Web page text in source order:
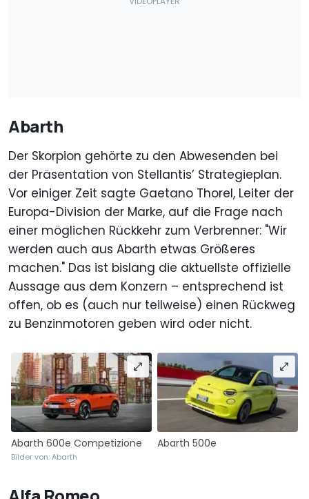
Abarth
Der Skorpion gehörte zu den Abwesenden bei
der Präsentation von Stellantis’ Strategieplan.
Vor einiger Zeit sagte Gaetano Thorel, Leiter der
Europa-Division der Marke, auf die Frage nach
einer möglichen Rückkehr zum Verbrenner: "Wir
werden auch aus Abarth etwas Größeres
machen." Das ist bislang die aktuellste offizielle
Aussage aus dem Konzern – entsprechend ist
offen, ob es (auch nur teilweise) einen Rückweg
zu Benzinmotoren geben wird oder nicht.
Abarth 600e Competizione
Bilder von: Abarth
Abarth 500e